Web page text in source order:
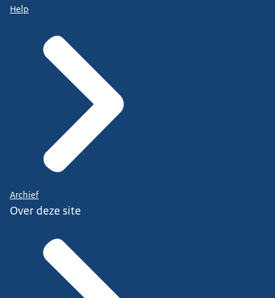
Help
Archief
Over deze site